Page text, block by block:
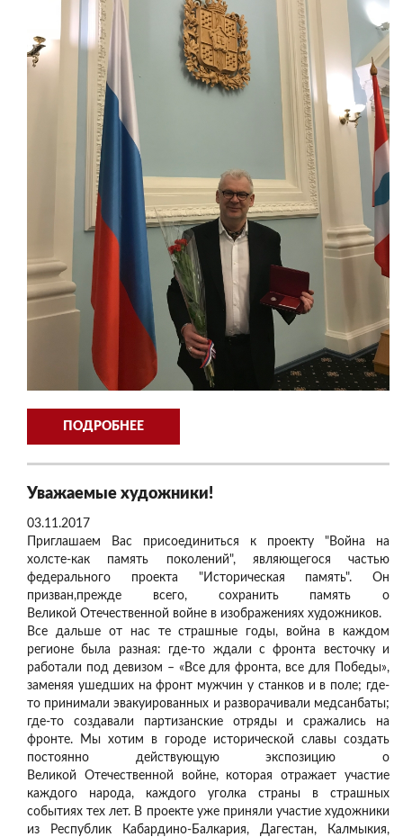
ПОДРОБНЕЕ
Уважаемые художники!
03.11.2017
Приглашаем Вас присоединиться к проекту "Война на
холсте-как память поколений", являющегося частью
федерального проекта "Историческая память". Он
призван,прежде всего, сохранить память о
Великой Отечественной войне в изображениях художников.
Все дальше от нас те страшные годы, война в каждом
регионе была разная: где-то ждали с фронта весточку и
работали под девизом – «Все для фронта, все для Победы»,
заменяя ушедших на фронт мужчин у станков и в поле; где-
то принимали эвакуированных и разворачивали медсанбаты;
где-то создавали партизанские отряды и сражались на
фронте. Мы хотим в городе исторической славы создать
постоянно действующую экспозицию о
Великой Отечественной войне, которая отражает участие
каждого народа, каждого уголка страны в страшных
событиях тех лет. В проекте уже приняли участие художники
из Республик Кабардино-Балкария, Дагестан, Калмыкия,